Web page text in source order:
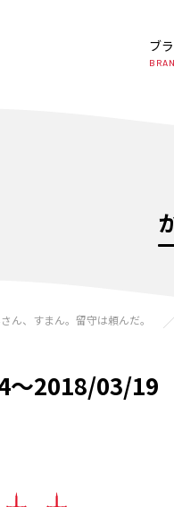
ブ
ん、すまん。留守は頼んだ。
〜2018/03/19